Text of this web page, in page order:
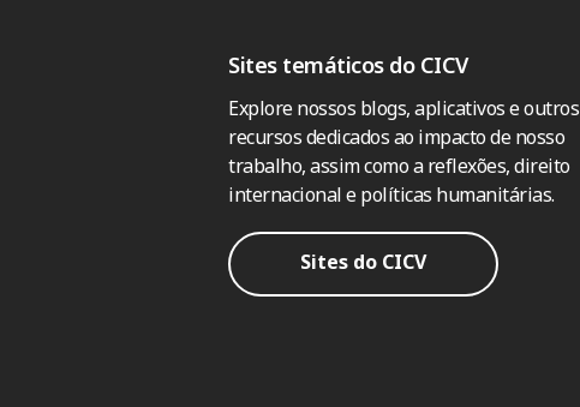
Sites temáticos do CICV
Explore nossos blogs, aplicativos e outros
recursos dedicados ao impacto de nosso
trabalho, assim como a reflexões, direito
internacional e políticas humanitárias.
Sites do CICV